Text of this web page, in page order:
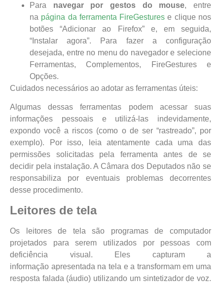
Para navegar por gestos do mouse, entre
na página da ferramenta FireGestures e clique nos
botões “Adicionar ao Firefox” e, em seguida,
“Instalar agora”. Para fazer a configuração
desejada, entre no menu do navegador e selecione
Ferramentas, Complementos, FireGestures e
Opções.
Cuidados necessários ao adotar as ferramentas úteis:
Algumas dessas ferramentas podem acessar suas
informações pessoais e utilizá-las indevidamente,
expondo você a riscos (como o de ser “rastreado”, por
exemplo). Por isso, leia atentamente cada uma das
permissões solicitadas pela ferramenta antes de se
decidir pela instalação. A Câmara dos Deputados não se
responsabiliza por eventuais problemas decorrentes
desse procedimento.
Leitores de tela
Os leitores de tela são programas de computador
projetados para serem utilizados por pessoas com
deficiência visual. Eles capturam a
informação apresentada na tela e a transformam em uma
resposta falada (áudio) utilizando um sintetizador de voz.